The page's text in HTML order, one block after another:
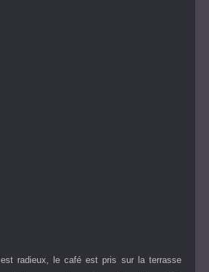
radieux, le café est pris sur la terrasse